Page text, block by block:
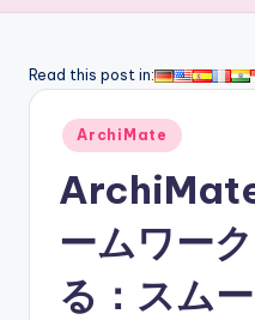
R
a
Read this post in:
Posted
in
ArchiMate
ームワー
る：スム